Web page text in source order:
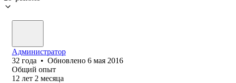
Администратор
32 года • Обновлено 6 мая 2016
Общий опыт
12 лет 2 месяца